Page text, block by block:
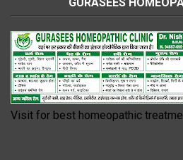
Visit for best homeopathic